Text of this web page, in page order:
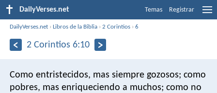
DailyVerses.net Temas Registrar
DailyVerses.net ›Libros de la Biblia ›2 Corintios ›6
2 Corintios 6:10
Como entristecidos, mas siempre gozosos; como
pobres, mas enriqueciendo a muchos; como no